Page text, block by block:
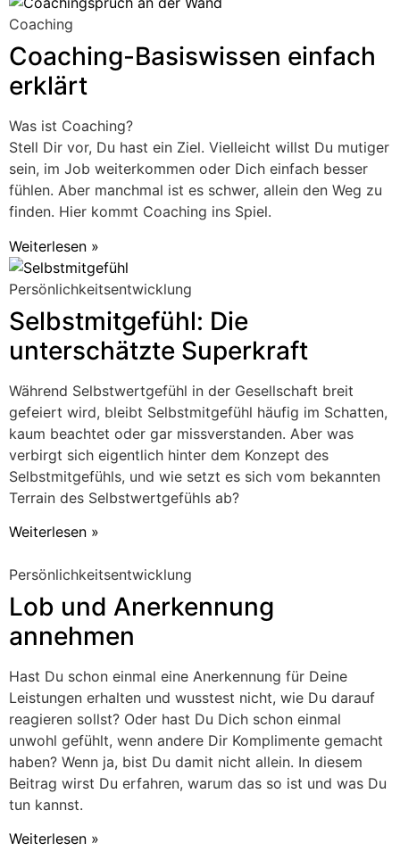
Coaching
Coaching-Basiswissen einfach
erklärt
Was ist Coaching?
Stell Dir vor, Du hast ein Ziel. Vielleicht willst Du mutiger
sein, im Job weiterkommen oder Dich einfach besser
fühlen. Aber manchmal ist es schwer, allein den Weg zu
finden. Hier kommt Coaching ins Spiel.
Weiterlesen »
Persönlichkeitsentwicklung
Selbstmitgefühl: Die
unterschätzte Superkraft
Während Selbstwertgefühl in der Gesellschaft breit
gefeiert wird, bleibt Selbstmitgefühl häufig im Schatten,
kaum beachtet oder gar missverstanden. Aber was
verbirgt sich eigentlich hinter dem Konzept des
Selbstmitgefühls, und wie setzt es sich vom bekannten
Terrain des Selbstwertgefühls ab?
Weiterlesen »
Persönlichkeitsentwicklung
Lob und Anerkennung
annehmen
Hast Du schon einmal eine Anerkennung für Deine
Leistungen erhalten und wusstest nicht, wie Du darauf
reagieren sollst? Oder hast Du Dich schon einmal
unwohl gefühlt, wenn andere Dir Komplimente gemacht
haben? Wenn ja, bist Du damit nicht allein. In diesem
Beitrag wirst Du erfahren, warum das so ist und was Du
tun kannst.
Weiterlesen »